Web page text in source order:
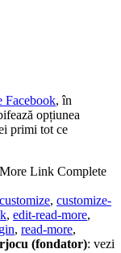
Facebook, în
opțiunea
primi tot ce
Link Complete
customize, customize-
, edit-read-more,
, read-more,
(fondator): vezi